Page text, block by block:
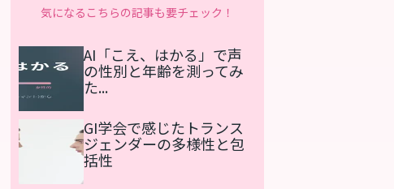
気になるこちらの記事も要チェック！
AI「こえ、はかる」で声
の性別と年齢を測ってみ
た...
GI学会で感じたトランス
ジェンダーの多様性と包
括性